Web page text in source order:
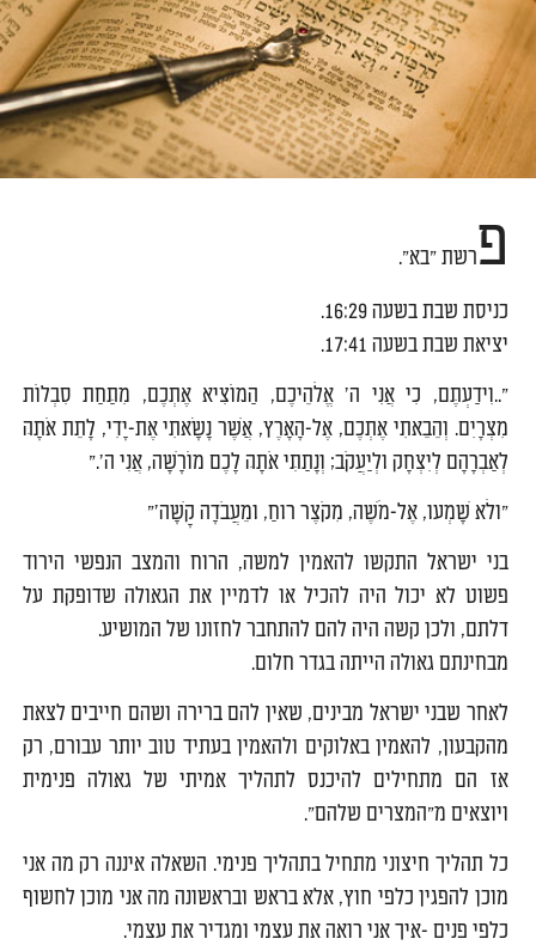
פרשת "בא".
כניסת שבת בשעה 16:29.
יציאת שבת בשעה 17:41.
"..וִידַעְתֶּם, כִּי אֲנִי ה' אֱלֹהֵיכֶם, הַמּוֹצִיא אֶתְכֶם, מִתַּחַת סִבְלוֹת
מִצְרָיִם. וְהֵבֵאתִי אֶתְכֶם, אֶל-הָאָרֶץ, אֲשֶׁר נָשָׂאתִי אֶת-יָדִי, לָתֵת אֹתָהּ
לְאַבְרָהָם לְיִצְחָק וּלְיַעֲקֹב; וְנָתַתִּי אֹתָהּ לָכֶם מוֹרָשָׁה, אֲנִי ה'."
"ולֹא שָׁמְעוּ, אֶל-מֹשֶׁה, מִקֹּצֶר רוּחַ, וּמֵעֲבֹדָה קָשָׁה'"
בני ישראל התקשו להאמין למשה, הרוח והמצב הנפשי הירוד
פשוט לא יכול היה להכיל או לדמיין את הגאולה שדופקת על
דלתם, ולכן קשה היה להם להתחבר לחזונו של המושיע.
מבחינתם גאולה הייתה בגדר חלום.
לאחר שבני ישראל מבינים, שאין להם ברירה ושהם חייבים לצאת
מהקבעון, להאמין באלוקים ולהאמין בעתיד טוב יותר עבורם, רק
אז הם מתחילים להיכנס לתהליך אמיתי של גאולה פנימית
ויוצאים מ"המצרים שלהם".
כל תהליך חיצוני מתחיל בתהליך פנימי. השאלה איננה רק מה אני
מוכן להפגין כלפי חוץ, אלא בראש ובראשונה מה אני מוכן לחשוף
כלפי פנים -איך אני רואה את עצמי ומגדיר את עצמי.